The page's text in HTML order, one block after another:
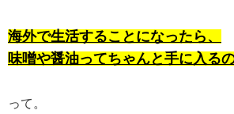
海外で生活することになったら、
味噌や醤油ってちゃんと手に入る
って。